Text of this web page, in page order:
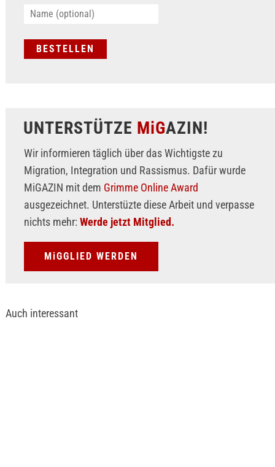
UNTERSTÜTZE MiGAZIN!
Wir informieren täglich über das Wichtigste zu
Migration, Integration und Rassismus. Dafür wurde
MiGAZIN mit dem Grimme Online Award
ausgezeichnet. Unterstüzte diese Arbeit und verpasse
nichts mehr: Werde jetzt Mitglied.
MiGGLIED WERDEN
Auch interessant